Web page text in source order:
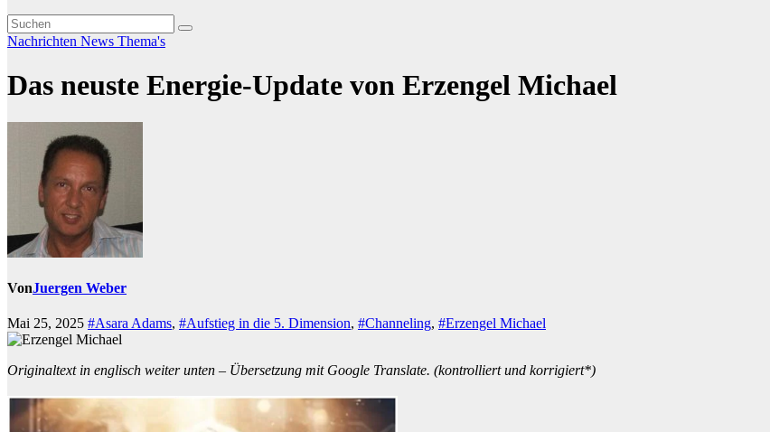
Nachrichten News Thema's
Das neuste Energie-Update von Erzengel Michael
VonJuergen Weber
Mai 25, 2025 #Asara Adams, #Aufstieg in die 5. Dimension, #Channeling, #Erzengel Michael
Originaltext in englisch weiter unten – Übersetzung mit Google Translate. (kontrolliert und korrigiert*)